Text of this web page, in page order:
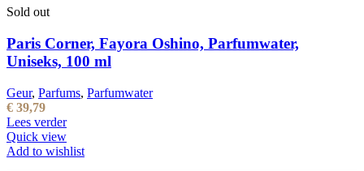
Sold out
Paris Corner, Fayora Oshino, Parfumwater,
Uniseks, 100 ml
Geur, Parfums, Parfumwater
€ 39,79
Lees verder
Quick view
Add to wishlist